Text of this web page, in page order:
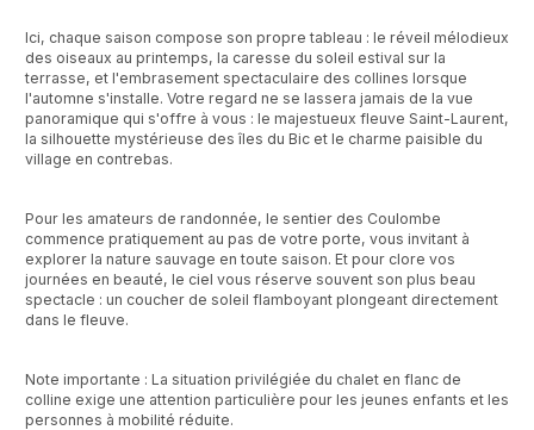
Ici, chaque saison compose son propre tableau : le réveil mélodieux
des oiseaux au printemps, la caresse du soleil estival sur la
terrasse, et l'embrasement spectaculaire des collines lorsque
l'automne s'installe. Votre regard ne se lassera jamais de la vue
panoramique qui s'offre à vous : le majestueux fleuve Saint-Laurent,
la silhouette mystérieuse des îles du Bic et le charme paisible du
village en contrebas.
Pour les amateurs de randonnée, le sentier des Coulombe
commence pratiquement au pas de votre porte, vous invitant à
explorer la nature sauvage en toute saison. Et pour clore vos
journées en beauté, le ciel vous réserve souvent son plus beau
spectacle : un coucher de soleil flamboyant plongeant directement
dans le fleuve.
Note importante : La situation privilégiée du chalet en flanc de
colline exige une attention particulière pour les jeunes enfants et les
personnes à mobilité réduite.